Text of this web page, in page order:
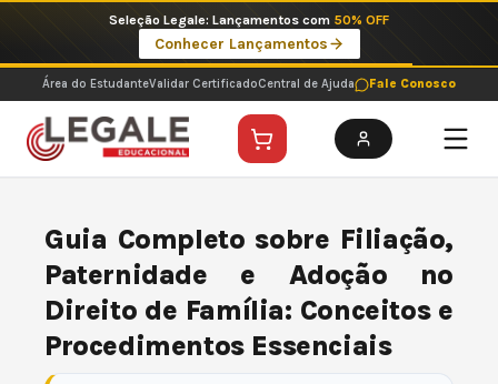
o
conteúdo
Seleção Legale: Lançamentos com 50% OFF
Conhecer Lançamentos
Área do EstudanteValidar CertificadoCentral de Ajuda Fale Conosco
Guia Completo sobre Filiação,
Paternidade e Adoção no
Direito de Família: Conceitos e
Procedimentos Essenciais